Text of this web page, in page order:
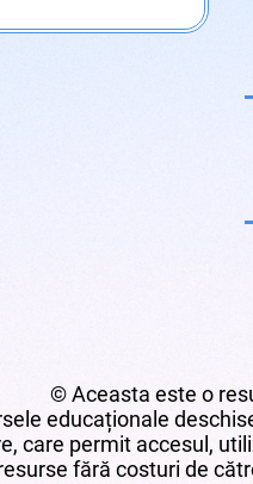
© Aceasta este o
educaționale
care permit accesul,
fără costuri de